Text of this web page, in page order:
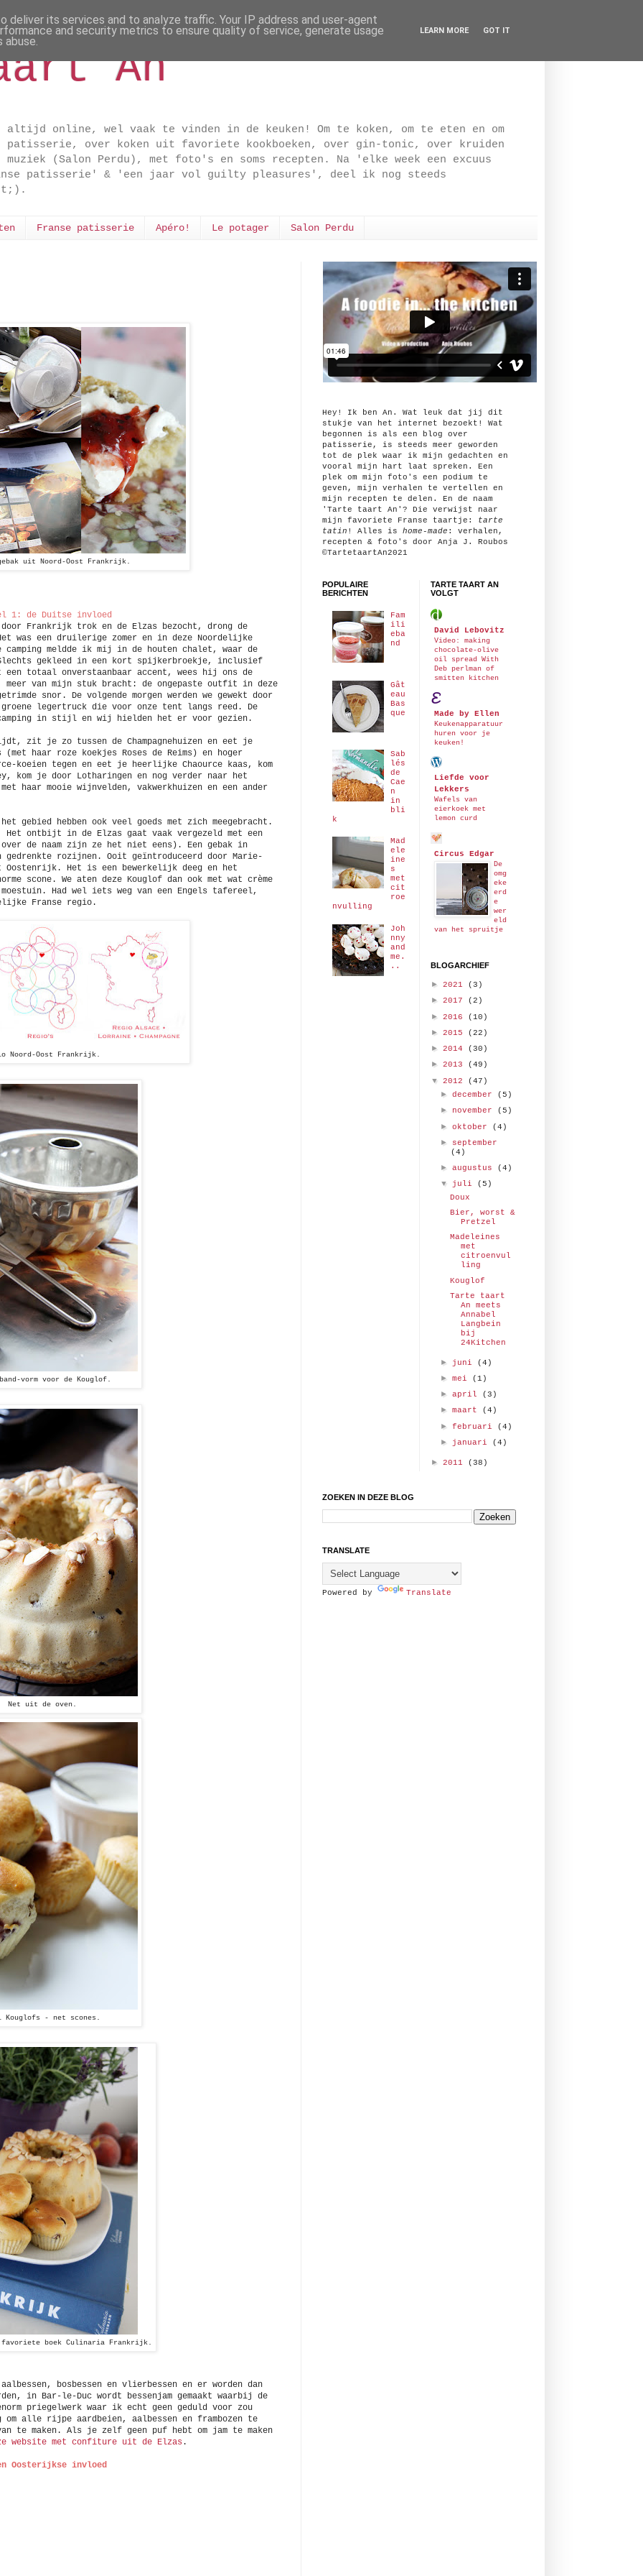
An
online, wel vaak te vinden in de keuken! Om te koken, om te eten en om
patisserie, over koken uit favoriete kookboeken, over gin-tonic, over kruiden
(Salon Perdu), met foto's en soms recepten. Na 'elke week een excuus
patisserie' & 'een jaar vol guilty pleasures', deel ik nog steeds
Franse patisserie Apéro! Le potager Salon Perdu
uit Noord-Oost Frankrijk.
1: de Duitse invloed
Frankrijk trok en de Elzas bezocht, drong de
was een druilerige zomer en in deze Noordelijke
camping meldde ik mij in de houten chalet, waar de
gekleed in een kort spijkerbroekje, inclusief
totaal onverstaanbaar accent, wees hij ons de
van mijn stuk bracht: de ongepaste outfit in deze
snor. De volgende morgen werden we gewekt door
legertruck die voor onze tent langs reed. De
camping in stijl en wij hielden het er voor gezien.
zit je zo tussen de Champagnehuizen en eet je
haar roze koekjes Roses de Reims) en hoger
koeien tegen en eet je heerlijke Chaource kaas, kom
kom je door Lotharingen en nog verder naar het
haar mooie wijnvelden, vakwerkhuizen en een ander
gebied hebben ook veel goeds met zich meegebracht.
ontbijt in de Elzas gaat vaak vergezeld met een
de naam zijn ze het niet eens). Een gebak in
gedrenkte rozijnen. Ooit geïntroduceerd door Marie-
Oostenrijk. Het is een bewerkelijk deeg en het
scone. We aten deze Kouglof dan ook met wat crème
Had wel iets weg van een Engels tafereel,
Franse regio.
Noord-Oost Frankrijk.
vorm voor de Kouglof.
Net uit de oven.
Kouglofs - net scones.
favoriete boek Culinaria Frankrijk.
bosbessen en vlierbessen en er worden dan
in Bar-le-Duc wordt bessenjam gemaakt waarbij de
priegelwerk waar ik echt geen geduld voor zou
om alle rijpe aardbeien, aalbessen en frambozen te
te maken. Als je zelf geen puf hebt om jam te maken
website met confiture uit de Elzas .
Oosterijkse invloed
Hey! Ik ben An. Wat leuk dat jij dit
stukje van het internet bezoekt! Wat
begonnen is als een blog over
patisserie, is steeds meer geworden
tot de plek waar ik mijn gedachten en
vooral mijn hart laat spreken. Een
plek om mijn foto's een podium te
geven, mijn verhalen te vertellen en
mijn recepten te delen. En de naam
'Tarte taart An'? Die verwijst naar
mijn favoriete Franse taartje: tarte
tatin ! Alles is home-made : verhalen,
recepten & foto's door Anja J. Roubos
©TartetaartAn2021
POPULAIRE
BERICHTEN
Fam
ili
eba
nd
Gât
eau
Bas
que
Sab
lés
de
Cae
n
in
bli
k
Mad
ele
ine
s
met
cit
roe
nvulling
Joh
nny
and
me.
..
TARTE TAART AN
VOLGT
David Lebovitz
Video: making
chocolate-olive
oil spread With
Deb perlman of
smitten kitchen
Made by Ellen
Keukenapparatuur
huren voor je
keuken!
Liefde voor
Lekkers
Wafels van
eierkoek met
lemon curd
Circus Edgar
De
omg
eke
erd
e
wer
eld
van het spruitje
BLOGARCHIEF
► 2021 (3)
► 2017 (2)
► 2016 (10)
► 2015 (22)
► 2014 (30)
► 2013 (49)
▼ 2012 (47)
►december (5)
► november (5)
►oktober (4)
► september
(4)
►augustus (4)
▼ juli (5)
Doux
Bier, worst &
Pretzel
Madeleines
met
citroenvul
ling
Kouglof
Tarte taart
An meets
Annabel
Langbein
bij
24Kitchen
► juni (4)
►mei (1)
►april (3)
►maart (4)
►februari (4)
► januari (4)
► 2011 (38)
ZOEKEN IN DEZE BLOG
TRANSLATE
Powered by Translate
deliver its services and to analyze traffic. Your IP address and user-agent
and security metrics to ensure quality of service, generate usage LEARN MORE GOT IT